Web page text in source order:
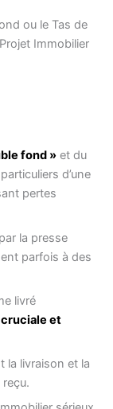
ou le Tas de
Immobilier
fond »et du
d’une
pertes
la presse
parfois à des
livré
cruciale et
la livraison et la